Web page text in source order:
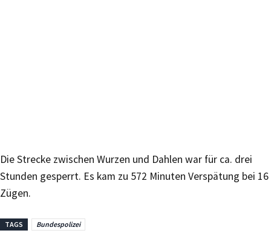
Die Strecke zwischen Wurzen und Dahlen war für ca. drei
Stunden gesperrt. Es kam zu 572 Minuten Verspätung bei 16
Zügen.
TAGS Bundespolizei